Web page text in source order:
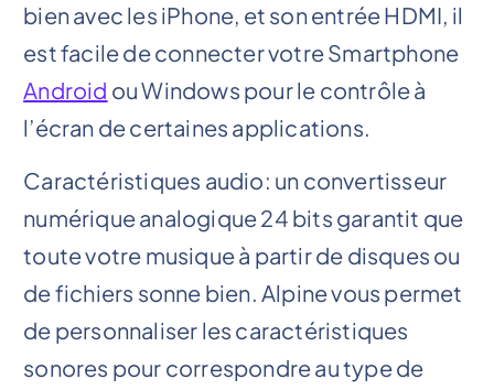
bien avec les iPhone, et son entrée HDMI, il
est facile de connecter votre Smartphone
Android ou Windows pour le contrôle à
l’écran de certaines applications.
Caractéristiques audio: un convertisseur
numérique analogique 24 bits garantit que
toute votre musique à partir de disques ou
de fichiers sonne bien. Alpine vous permet
de personnaliser les caractéristiques
sonores pour correspondre au type de